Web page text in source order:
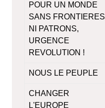
POUR UN MONDE
SANS FRONTIERES
NI PATRONS,
URGENCE
REVOLUTION !
NOUS LE PEUPLE
CHANGER
L'EUROPE